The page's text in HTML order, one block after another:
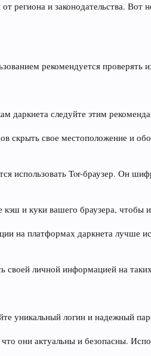
региона и законодательства. Вот
рекомендуется проверять
даркнета следуйте этим
скрыть свое местоположение и
использовать Tor-браузер. Он
и куки вашего браузера, чтобы
на платформах даркнета лучше
своей личной информацией на
уникальный логин и надежный
они актуальны и безопасны.